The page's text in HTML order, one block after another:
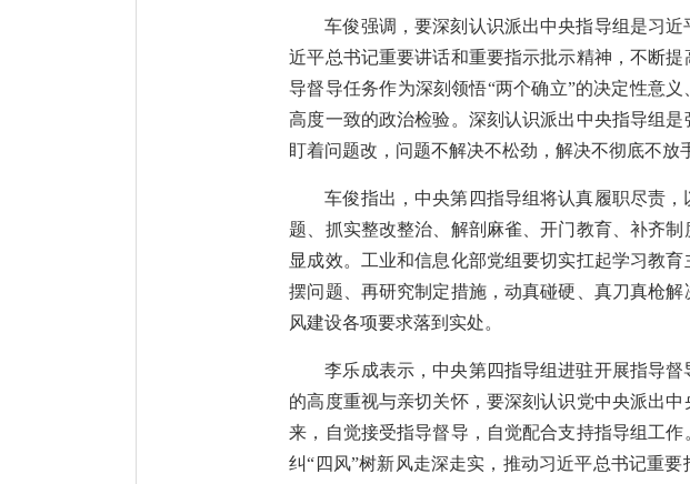
车俊强调，要深刻认识派出中央指导组是习
近平总书记重要讲话和重要指示批示精神，不断
导督导任务作为深刻领悟“两个确立”的决定性意
高度一致的政治检验。深刻认识派出中央指导组
盯着问题改，问题不解决不松劲，解决不彻底不放
车俊指出，中央第四指导组将认真履职尽责
题、抓实整改整治、解剖麻雀、开门教育、补齐
显成效。工业和信息化部党组要切实扛起学习教
摆问题、再研究制定措施，动真碰硬、真刀真枪
风建设各项要求落到实处。
李乐成表示，中央第四指导组进驻开展指导
的高度重视与亲切关怀，要深刻认识党中央派出
来，自觉接受指导督导，自觉配合支持指导组工
纠“四风”树新风走深走实，推动习近平总书记重